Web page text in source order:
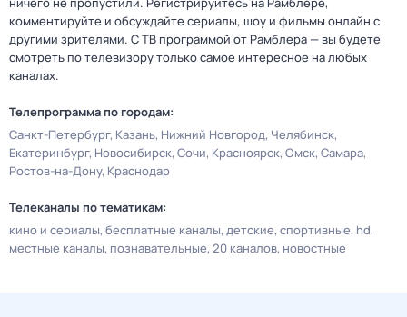
комментируйте и обсуждайте сериалы, шоу и фильмы онлайн с
другими зрителями. С ТВ программой от Рамблера — вы будете
смотреть по телевизору только самое интересное на любых
каналах.
Телепрограмма по городам:
Санкт-Петербург Казань Нижний Новгород Челябинск
Екатеринбург Новосибирск Сочи Красноярск Омск Самара
Ростов-на-Дону Краснодар
Телеканалы по тематикам:
кино и сериалы бесплатные каналы детские спортивные hd
местные каналы познавательные 20 каналов новостные